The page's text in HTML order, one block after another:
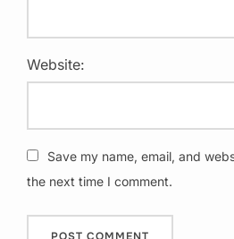
Website:
Save my name, email, and
the next time I comment.